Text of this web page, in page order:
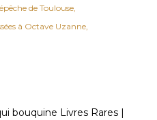
de Toulouse
à Octave Uzanne
bouquine Livres Rares |